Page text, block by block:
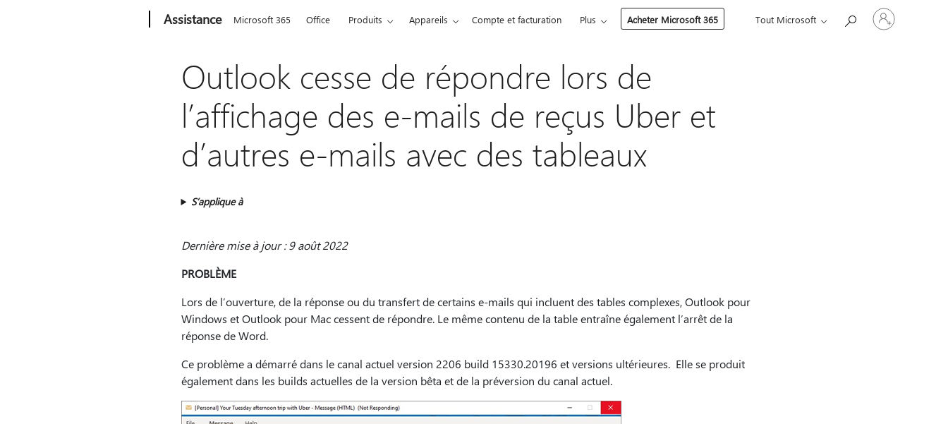
Assistance Microsoft 365 Office Produits Appareils Compte et facturation Plus Acheter Microsoft 365 Tout Microsoft
Connectez-
vous
Outlook cesse de répondre lors de
l’affichage des e-mails de reçus Uber et
d’autres e-mails avec des tableaux
S’applique à
Dernière mise à jour : 9 août 2022
PROBLÈME
Lors de l’ouverture, de la réponse ou du transfert de certains e-mails qui incluent des tables complexes, Outlook pour
Windows et Outlook pour Mac cessent de répondre. Le même contenu de la table entraîne également l’arrêt de la
réponse de Word.
Ce problème a démarré dans le canal actuel version 2206 build 15330.20196 et versions ultérieures. Elle se produit
également dans les builds actuelles de la version bêta et de la préversion du canal actuel.